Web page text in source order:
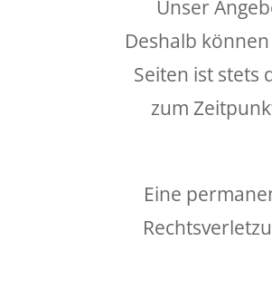
Unser
Deshalb
Seiten ist stets
zum
Eine